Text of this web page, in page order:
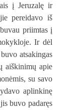
į Jeruzalę ir
pereidavo iš
priimtas į
Ir dėl
atsakingas
aiškinimų apie
su savo
aplinkinę
buvo padaręs